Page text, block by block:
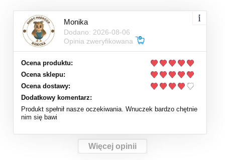
Monika
Dodano: 2026-08-06
Opinia zweryfikowana
Ocena produktu:
Ocena sklepu:
Ocena dostawy:
Dodatkowy komentarz:
Produkt spełnił nasze oczekiwania. Wnuczek bardzo chętnie
nim się bawi
Więcej opinii